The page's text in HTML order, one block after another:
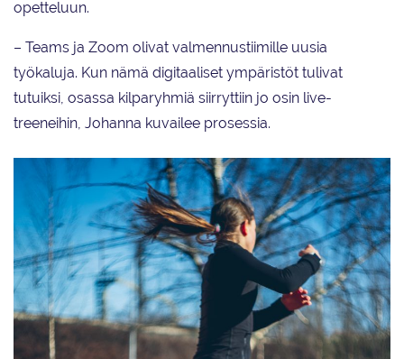
opetteluun.
– Teams ja Zoom olivat valmennustiimille uusia
työkaluja. Kun nämä digitaaliset ympäristöt tulivat
tutuiksi, osassa kilparyhmiä siirryttiin jo osin live-
treeneihin, Johanna kuvailee prosessia.